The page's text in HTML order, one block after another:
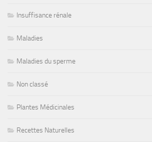
Insuffisance rénale
Maladies
Maladies du sperme
Non classé
Plantes Médicinales
Recettes Naturelles